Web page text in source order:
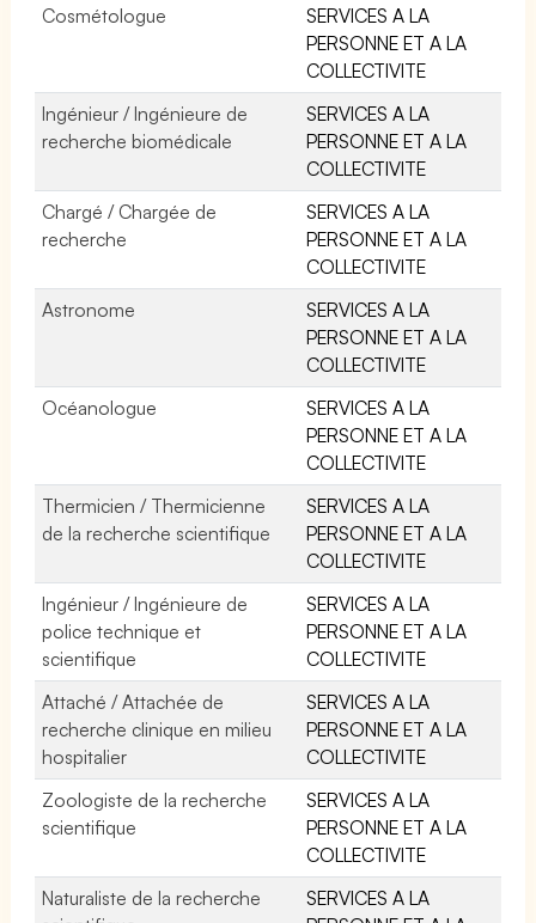
Cosmétologue
SERVICES A LA
PERSONNE ET A LA
COLLECTIVITE
Ingénieur / Ingénieure de
recherche biomédicale
SERVICES A LA
PERSONNE ET A LA
COLLECTIVITE
Chargé / Chargée de
recherche
SERVICES A LA
PERSONNE ET A LA
COLLECTIVITE
Astronome
SERVICES A LA
PERSONNE ET A LA
COLLECTIVITE
Océanologue
SERVICES A LA
PERSONNE ET A LA
COLLECTIVITE
Thermicien / Thermicienne
de la recherche scientifique
SERVICES A LA
PERSONNE ET A LA
COLLECTIVITE
Ingénieur / Ingénieure de
police technique et
scientifique
SERVICES A LA
PERSONNE ET A LA
COLLECTIVITE
Attaché / Attachée de
recherche clinique en milieu
hospitalier
SERVICES A LA
PERSONNE ET A LA
COLLECTIVITE
Zoologiste de la recherche
scientifique
SERVICES A LA
PERSONNE ET A LA
COLLECTIVITE
Naturaliste de la recherche
SERVICES A LA